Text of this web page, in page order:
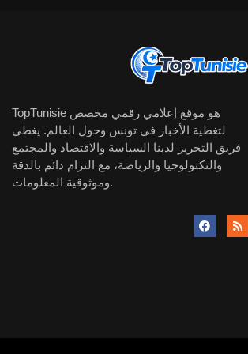
TopTunisie هو موقع إعلامي رقمي مخصص
لتغطية الأخبار في تونس وحول العالم. يغطي
فريق التحرير لدينا السياسة والاقتصاد والمجتمع
والتكنولوجيا والرياضة، مع التزام دائم بالدقة
وموثوقية المعلومات.